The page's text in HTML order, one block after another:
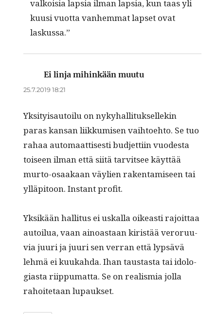
valkoisia lap­sia ilman lap­sia, kun taas yli
kuusi vuot­ta van­hem­mat lapset ovat
laskussa.”
Ei linja mihinkään muutu
25.7.2019 18:21
Yksi­ty­isautoilu on nyky­hal­li­tuk­sellekin
paras kansan liikku­misen vai­h­toe­hto. Se tuo
rahaa automaat­tis­es­ti bud­jet­ti­in vuodes­ta
toiseen ilman että siitä tarvit­see käyt­tää
mur­to-osaakaan väylien rak­en­tamiseen tai
ylläpi­toon. Instant profit.
Yksikään hal­li­tus ei uskalla oikeasti rajoit­taa
autoilua, vaan ain­oas­taan kiristää veroru­u­
via juuri ja juuri sen ver­ran että lyp­sävä
lehmä ei kuukah­da. Ihan taus­tas­ta tai idol­o­
gias­ta riip­pumat­ta. Se on real­is­mia jol­la
rahoite­taan lupaukset.